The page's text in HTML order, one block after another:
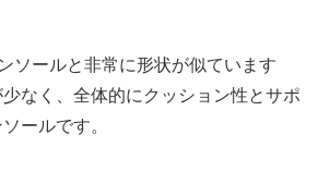
ールと非常に形状が似ています
なく、全体的にクッション性とサポ
ールです。